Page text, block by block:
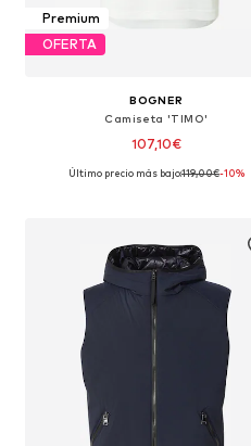
Premium
OFERTA
BOGNER
Camiseta 'TIMO'
107,10€
Tallas disponibles: S, M, L, XL, XXL,
Último precio más bajo:119,00€-10%